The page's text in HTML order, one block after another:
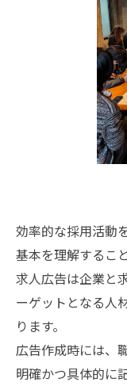
効率的な採用活動
基本を理解するこ
求人広告は企業と
ーゲットとなる人
ります。
広告作成時には、
明確かつ具体的に